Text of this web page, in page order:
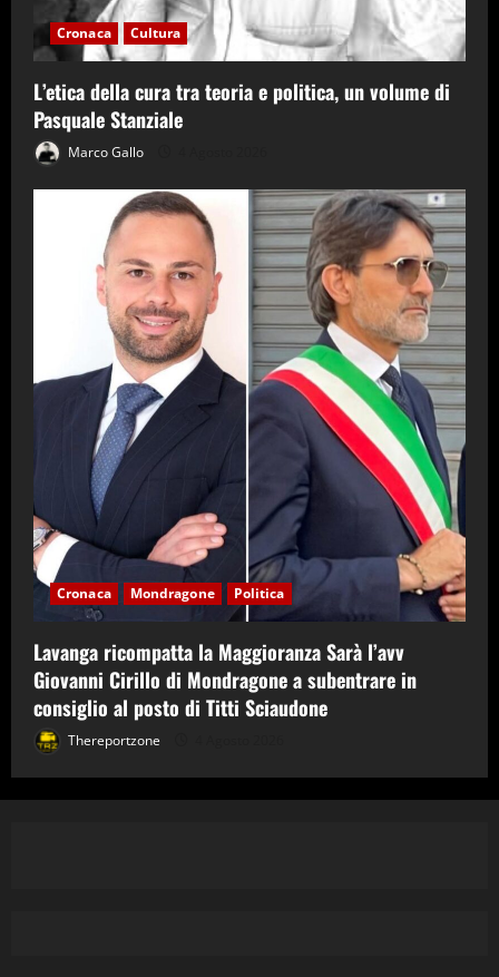
Cronaca Cultura
L’etica della cura tra teoria e politica, un volume di
Pasquale Stanziale
Marco Gallo
Cronaca Mondragone Politica
Lavanga ricompatta la Maggioranza Sarà l’avv
Giovanni Cirillo di Mondragone a subentrare in
consiglio al posto di Titti Sciaudone
Thereportzone